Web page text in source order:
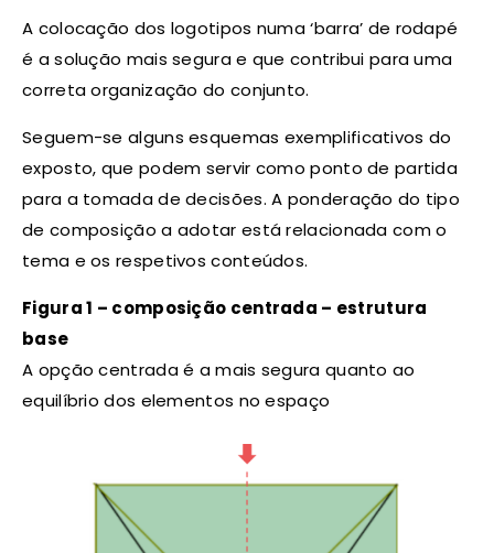
A colocação dos logotipos numa ‘barra’ de rodapé
é a solução mais segura e que contribui para uma
correta organização do conjunto.
Seguem-se alguns esquemas exemplificativos do
exposto, que podem servir como ponto de partida
para a tomada de decisões. A ponderação do tipo
de composição a adotar está relacionada com o
tema e os respetivos conteúdos.
Figura 1 – composição centrada – estrutura
base
A opção centrada é a mais segura quanto ao
equilíbrio dos elementos no espaço